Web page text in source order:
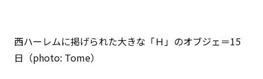
西ハーレムに掲げられた大きな「Ｈ」のオブジェ＝15
日（photo: Tome）